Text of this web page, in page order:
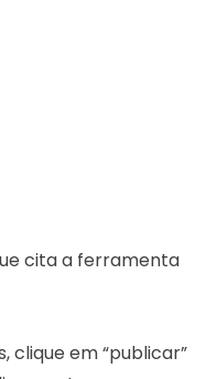
cita a ferramenta
clique em “publicar”